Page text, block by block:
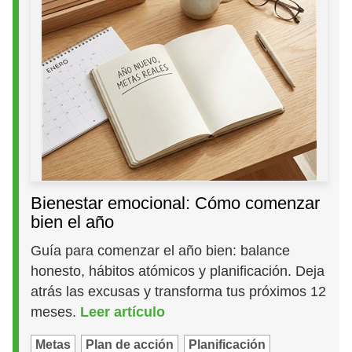
Bienestar emocional: Cómo comenzar
bien el año
Guía para comenzar el año bien: balance
honesto, hábitos atómicos y planificación. Deja
atrás las excusas y transforma tus próximos 12
meses. Leer artículo
Metas Plan de acción Planificación